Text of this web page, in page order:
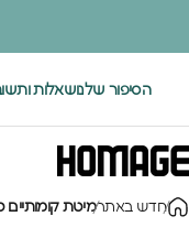
הסיפור שלנושאלות
Homage Design
חדש באתרמיטת